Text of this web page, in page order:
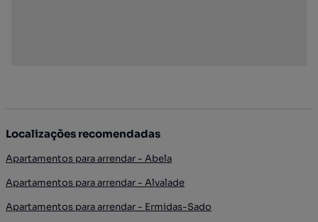
Localizações recomendadas
Apartamentos para arrendar - Abela
Apartamentos para arrendar - Alvalade
Apartamentos para arrendar - Ermidas-Sado